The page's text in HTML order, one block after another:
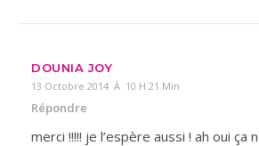
DOUNIA JOY
13 Octobre 2014 À 10 H 21 Min
Répondre
merci !!!!! je l’espère aussi ! ah oui ça